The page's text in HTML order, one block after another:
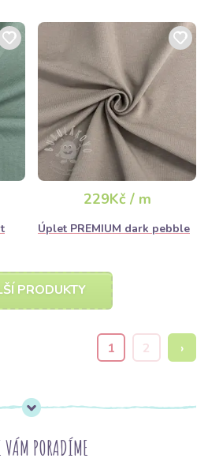
229Kč / m
Úplet PREMIUM dark pebble
PRODUKTY
1 2 ›
PORADÍME